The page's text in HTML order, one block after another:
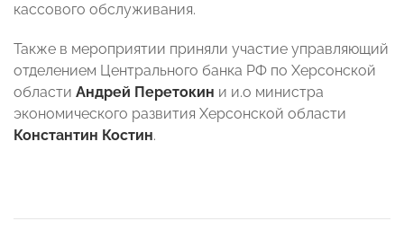
кассового обслуживания.
Также в мероприятии приняли участие управляющий
отделением Центрального банка РФ по Херсонской
области Андрей Перетокин и и.о министра
экономического развития Херсонской области
Константин Костин.